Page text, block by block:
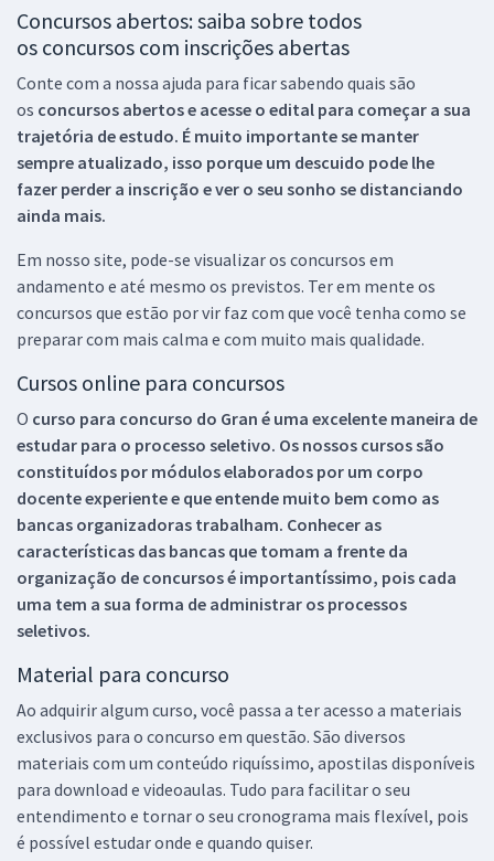
Concursos abertos: saiba sobre todos
os concursos com inscrições abertas
Conte com a nossa ajuda para ficar sabendo quais são
os concursos abertos e acesse o edital para começar a sua
trajetória de estudo. É muito importante se manter
sempre atualizado, isso porque um descuido pode lhe
fazer perder a inscrição e ver o seu sonho se distanciando
ainda mais.
Em nosso site, pode-se visualizar os concursos em
andamento e até mesmo os previstos. Ter em mente os
concursos que estão por vir faz com que você tenha como se
preparar com mais calma e com muito mais qualidade.
Cursos online para concursos
O curso para concurso do Gran é uma excelente maneira de
estudar para o processo seletivo. Os nossos cursos são
constituídos por módulos elaborados por um corpo
docente experiente e que entende muito bem como as
bancas organizadoras trabalham. Conhecer as
características das bancas que tomam a frente da
organização de concursos é importantíssimo, pois cada
uma tem a sua forma de administrar os processos
seletivos.
Material para concurso
Ao adquirir algum curso, você passa a ter acesso a materiais
exclusivos para o concurso em questão. São diversos
materiais com um conteúdo riquíssimo, apostilas disponíveis
para download e videoaulas. Tudo para facilitar o seu
entendimento e tornar o seu cronograma mais flexível, pois
é possível estudar onde e quando quiser.